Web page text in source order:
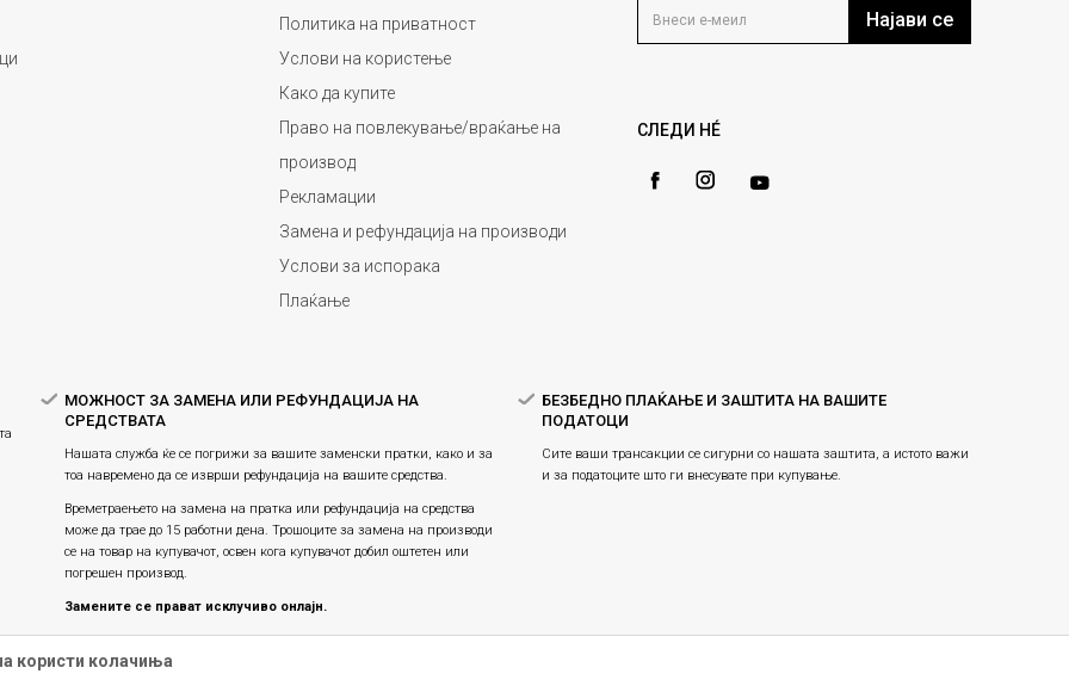
Политика на приватност
Услови на користење
Како да купите
Право на повлекување/враќање на
производ
Рекламации
Замена и рефундација на производи
Услови за испорака
Плаќање
Најави се
СЛЕДИ НÉ
МОЖНОСТ ЗА ЗАМЕНА ИЛИ РЕФУНДАЦИЈА НА
СРЕДСТВАТА
Нашата служба ќе се погрижи за вашите заменски пратки, како и за
тоа навремено да се изврши рефундација на вашите средства.
Времетраењето на замена на пратка или рефундацијa на средства
може да трае до 15 работни дена. Трошоците за замена на производи
се на товар на купувачот, освен кога купувачот добил оштетен или
погрешен производ.
Замените се прават исклучиво онлајн.
Праксата на замена на производите продолжува, истите се
заменуваат единствено онлајн и не е можна физичка замена во
БЕЗБЕДНО ПЛАЌАЊЕ И ЗАШТИТА НА ВАШИТЕ
ПОДАТОЦИ
Сите ваши трансакции се сигурни со нашата заштита, а истото важи
и за податоците што ги внесувате при купување.
користи колачиња